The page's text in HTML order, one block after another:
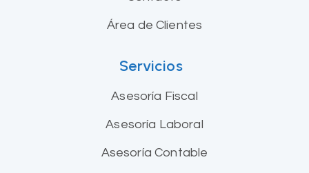
Área de Clientes
Servicios
Asesoría Fiscal
Asesoría Laboral
Asesoría Contable